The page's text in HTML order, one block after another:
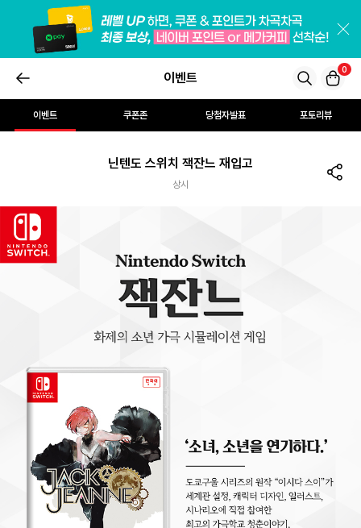
이벤트
0
이벤트 쿠폰존 당첨자발표 포토리뷰
닌텐도 스위치 잭잔느 재입고
상시